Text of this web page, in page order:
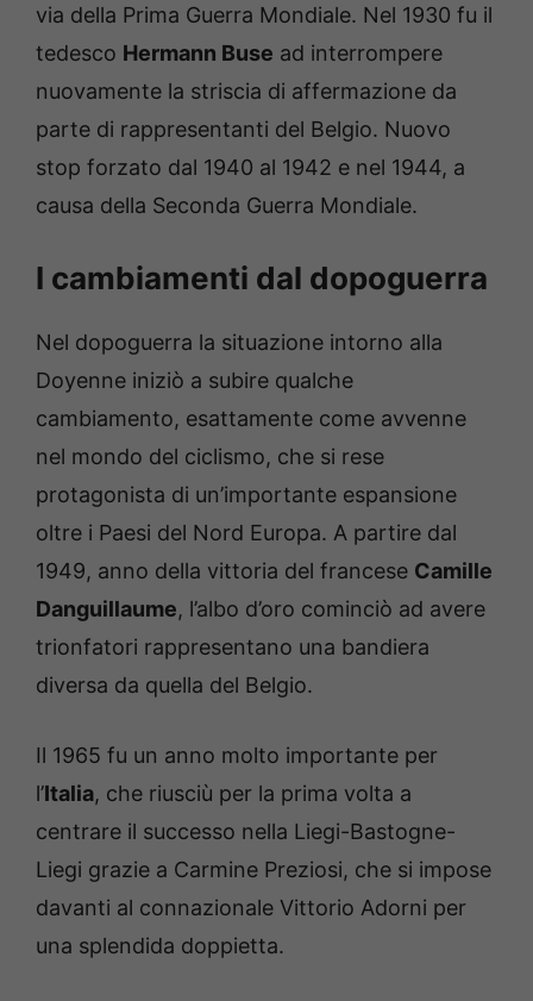
via della Prima Guerra Mondiale. Nel 1930 fu il
tedesco Hermann Buse ad interrompere
nuovamente la striscia di affermazione da
parte di rappresentanti del Belgio. Nuovo
stop forzato dal 1940 al 1942 e nel 1944, a
causa della Seconda Guerra Mondiale.
I cambiamenti dal dopoguerra
Nel dopoguerra la situazione intorno alla
Doyenne iniziò a subire qualche
cambiamento, esattamente come avvenne
nel mondo del ciclismo, che si rese
protagonista di un’importante espansione
oltre i Paesi del Nord Europa. A partire dal
1949, anno della vittoria del francese Camille
Danguillaume, l’albo d’oro cominciò ad avere
trionfatori rappresentano una bandiera
diversa da quella del Belgio.
Il 1965 fu un anno molto importante per
l’Italia, che riusciù per la prima volta a
centrare il successo nella Liegi-Bastogne-
Liegi grazie a Carmine Preziosi, che si impose
davanti al connazionale Vittorio Adorni per
una splendida doppietta.